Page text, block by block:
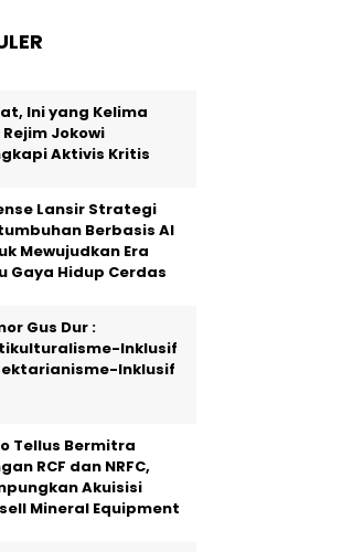
Ini yang Kelima
Rejim Jokowi
Aktivis Kritis
Lansir Strategi
Berbasis AI
Mewujudkan Era
Gaya Hidup Cerdas
Gus Dur :
Inklusif
Inklusif
Tellus Bermitra
RCF dan NRFC,
Akuisisi
Mineral Equipment